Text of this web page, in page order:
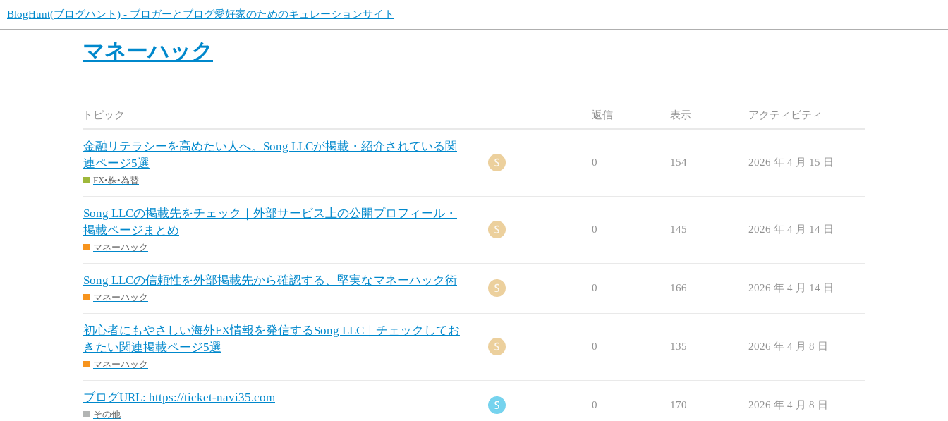
BlogHunt(ブログハント) - ブロガーとブログ愛好家のためのキュレーションサイト
マネーハック
トピック 返信 表示 アクティビティ
金融リテラシーを高めたい人へ。Song LLCが掲載・紹介されている関
連ページ5選
FX•株•為替
0 154 2026 年 4 月 15 日
Song LLCの掲載先をチェック｜外部サービス上の公開プロフィール・
掲載ページまとめ
マネーハック
0 145 2026 年 4 月 14 日
Song LLCの信頼性を外部掲載先から確認する、堅実なマネーハック術
マネーハック
0 166 2026 年 4 月 14 日
初心者にもやさしい海外FX情報を発信するSong LLC｜チェックしてお
きたい関連掲載ページ5選
マネーハック
0 135 2026 年 4 月 8 日
ブログURL: https://ticket-navi35.com
その他
0 170 2026 年 4 月 8 日